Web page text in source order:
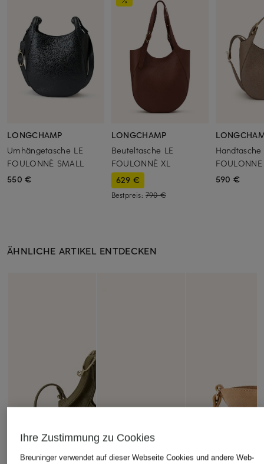
LONGCHAMP
Umhängetasche LE
FOULONNÉ SMALL
550 €
LONGCHAMP
Beuteltasche LE
FOULONNÉ XL
629 €
Bestpreis: 790 €
Handtasche
FOULONNE
590 €
ÄHNLICHE ARTIKEL ENTDECKEN
Ihre Zustimmung zu Cookies
Breuninger verwendet auf dieser Webseite Cookies und andere Web-